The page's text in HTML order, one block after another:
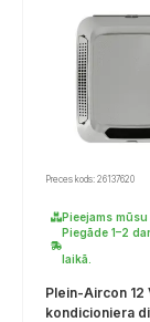
Preces kods: 26137620
Pieejams
Piegāde 1–2
laikā.
Plein-Aircon 12
kondicioniera